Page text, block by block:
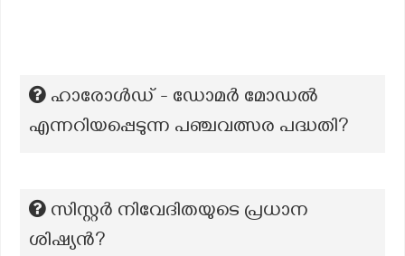
ഹാരോൾഡ് - ഡോമർ മോഡൽ
എന്നറിയപ്പെടുന്ന പഞ്ചവത്സര പദ്ധതി?
സിസ്റ്റർ നിവേദിതയുടെ പ്രധാന
ശിഷ്യൻ?